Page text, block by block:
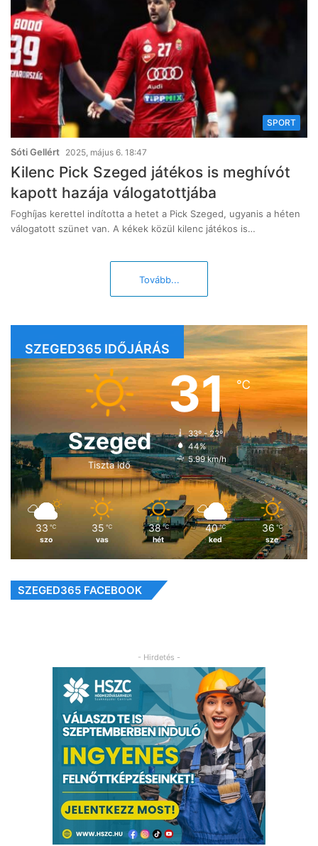
SPORT
Sóti Gellért 2025, május 6. 18:47
Kilenc Pick Szeged játékos is meghívót
kapott hazája válogatottjába
Foghíjas kerettel indította a hetet a Pick Szeged, ugyanis a héten
válogatott szünet van. A kékek közül kilenc játékos is…
Tovább...
SZEGED365 IDŐJÁRÁS
Szeged
Tiszta idő
31℃
33º - 23º
44%
5.99 km/h
33 ℃
szo
35 ℃
vas
38 ℃
hét
40 ℃
ked
36 ℃
sze
SZEGED365 FACEBOOK
- Hirdetés -